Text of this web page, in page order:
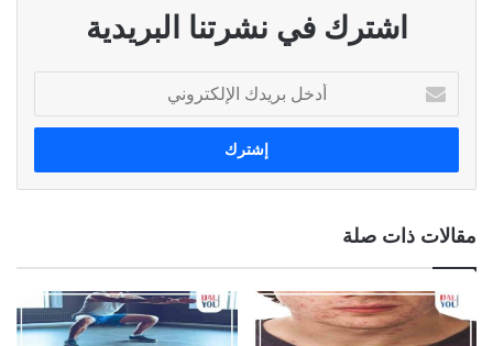
اشترك في نشرتنا البريدية
خ
ب
د
ك
إ
مقالات ذات صلة